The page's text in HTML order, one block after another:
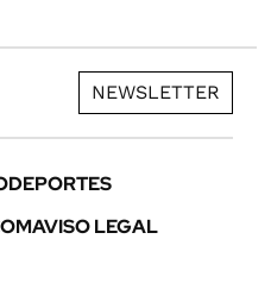
NEWSLETTER
DEPORTES
AVISO LEGAL